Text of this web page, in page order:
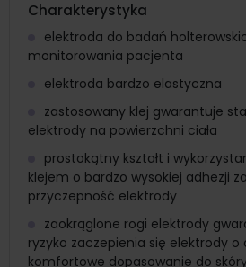
Charakterystyka
elektroda do badań
monitorowania pacjenta
elektroda bardzo elastyczna
zastosowany klej gwarantuje
elektrody na powierzchni ciała
prostokątny kształt i
klejem o bardzo wysokiej adhezji
przyczepność elektrody
zaokrąglone rogi elektrody
ryzyko zaczepienia się elektrody o
komfortowe dopasowanie do